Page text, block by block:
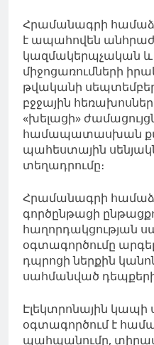
Հրամանագրի
է ապահովեն
կազմակերպչական
միջոցառումների
թվականի
բջջային
«խելացի»
համապատասխան
պահեստային
տեղադրումը։
Հրամանագրի
գործընթացի
հաղորդակցության
օգտագործումը
դպրոցի ներքին
սահմանված
Էլեկտրոնային
օգտագործում է
պահպանումը,